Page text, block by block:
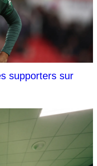
supporters sur